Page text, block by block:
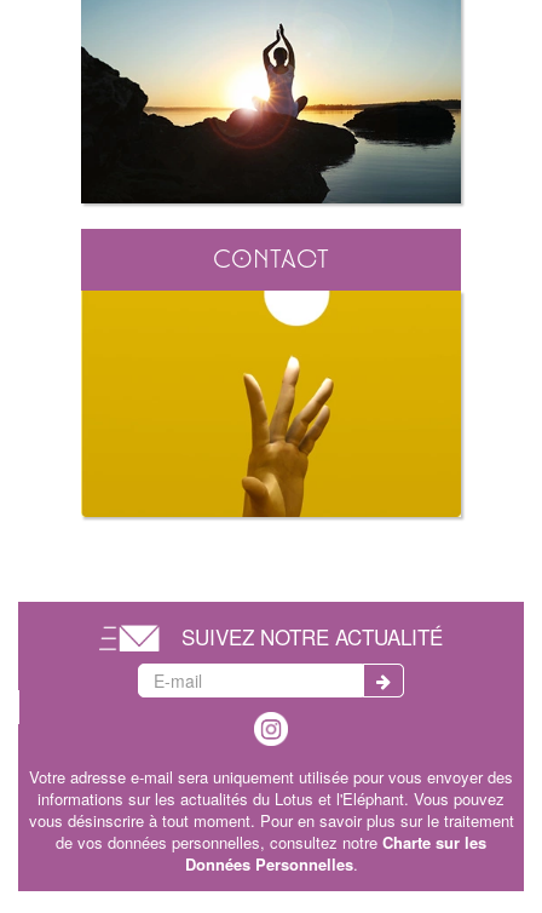
Contact
SUIVEZ NOTRE ACTUALITÉ
Votre adresse e-mail sera uniquement utilisée pour vous envoyer des
informations sur les actualités du Lotus et l'Eléphant. Vous pouvez
vous désinscrire à tout moment. Pour en savoir plus sur le traitement
de vos données personnelles, consultez notre Charte sur les
Données Personnelles.